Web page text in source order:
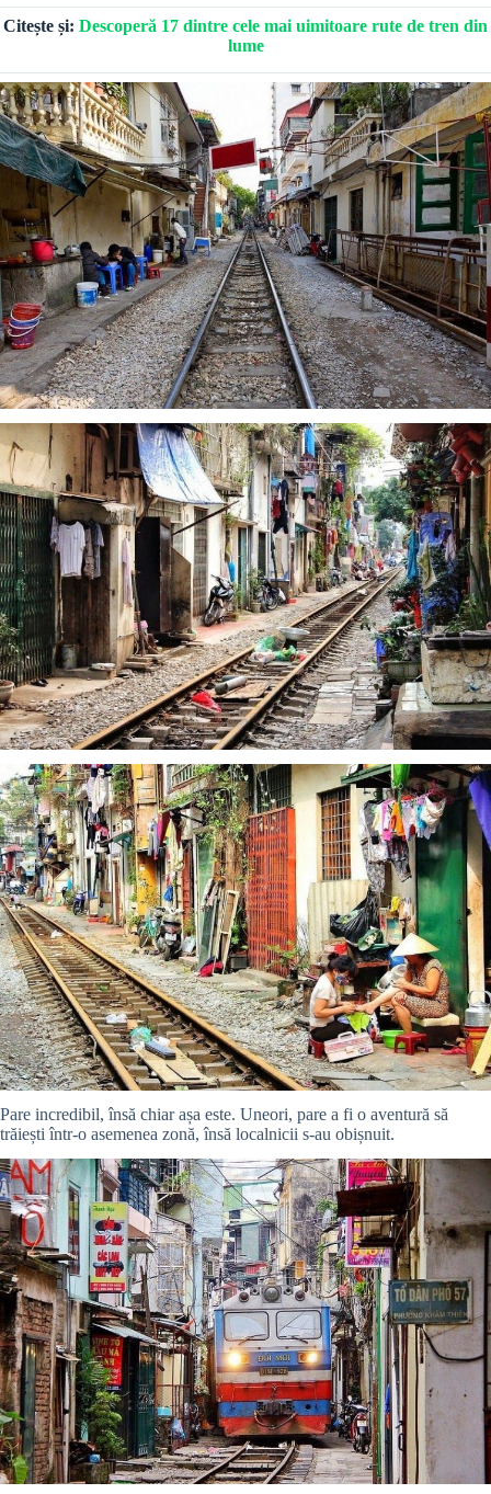
Citește și: Descoperă 17 dintre cele mai uimitoare rute de tren din
lume
Pare incredibil, însă chiar așa este. Uneori, pare a fi o aventură să
trăiești într-o asemenea zonă, însă localnicii s-au obișnuit.